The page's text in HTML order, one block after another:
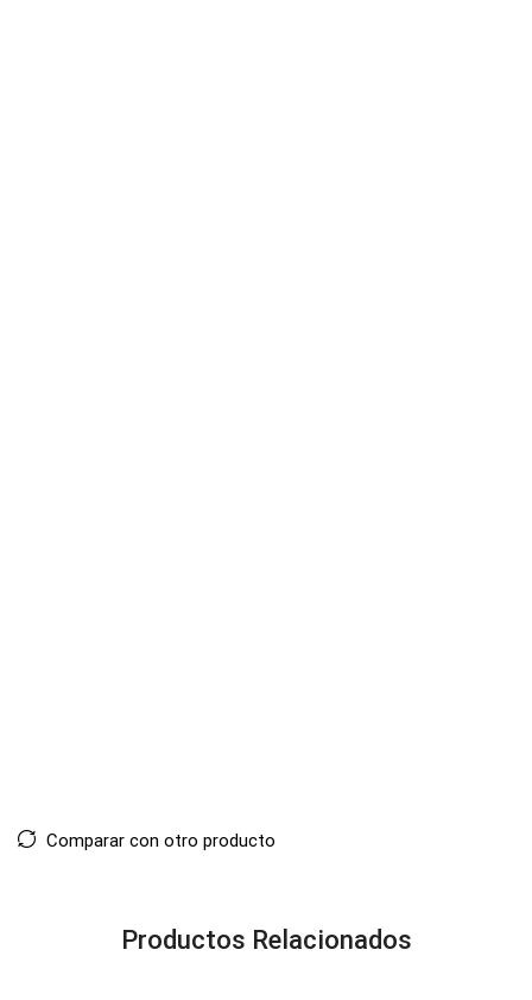
Comparar con otro producto
Productos Relacionados